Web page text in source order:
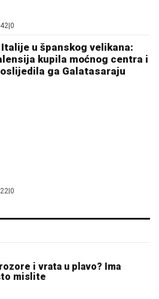
0
u španskog velikana:
kupila moćnog centra i
ga Galatasaraju
0
i vrata u plavo? Ima
mislite